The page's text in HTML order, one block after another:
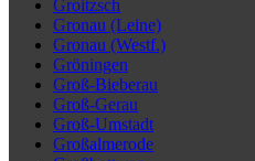
Groitzsch
Gronau (Leine)
Gronau (Westf.)
Gröningen
Groß-Bieberau
Groß-Gerau
Groß-Umstadt
Großalmerode